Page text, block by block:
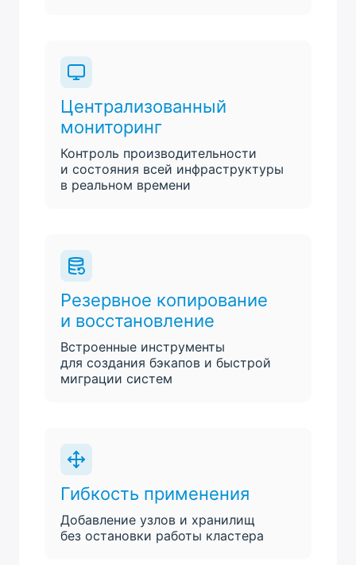
Централизованный
мониторинг
Контроль производительности
и состояния всей инфраструктуры
в реальном времени
Резервное копирование
и восстановление
Встроенные инструменты
для создания бэкапов и быстрой
миграции систем
Гибкость применения
Добавление узлов и хранилищ
без остановки работы кластера